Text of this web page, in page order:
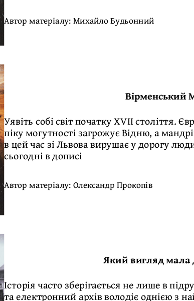
Автор матеріалу:Михайло Будьонний
Вірменський
Уявіть собі світ початку XVII століття.
піку могутності загрожує Відню, а
в цей час зі Львова вирушає у дорогу
сьогодні в дописі
Автор матеріалу:Олександр Прокопів
Який вигляд мала
Історія часто зберігається не лише в
та електронний архів володіє однією з